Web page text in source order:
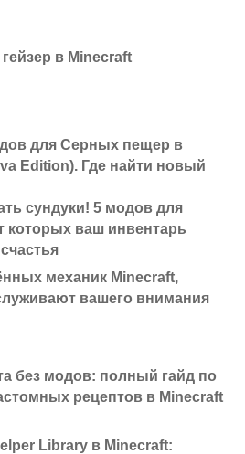
гейзер в Minecraft
для Серных пещер в
Edition). Где найти новый
сундуки! 5 модов для
которых ваш инвентарь
механик Minecraft,
вашего внимания
без модов: полный гайд по
рецептов в Minecraft
Library в Minecraft: